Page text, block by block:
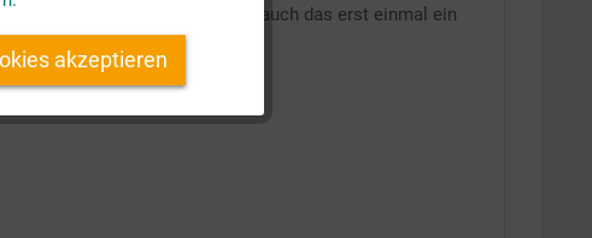
erzählt haben, dann muss ich auch das erst einmal ein
Inaktiv
akzeptieren